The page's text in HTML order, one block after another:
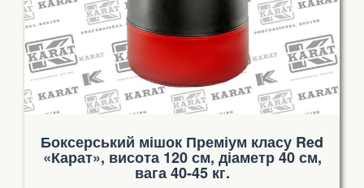
Боксерський мішок Преміум класу Red
«Карат», висота 120 см, діаметр 40 см,
вага 40-45 кг.